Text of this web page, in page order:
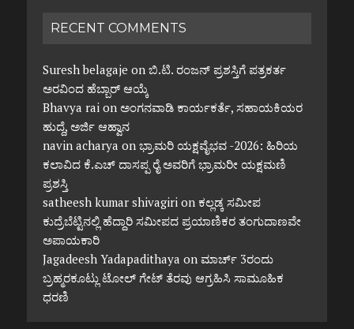
RECENT COMMENTS
Suresh belagaje on ಬಿ.ಟಿ. ರಂಜನ್ ಪ್ರಶಸ್ತಿಗೆ ಪತ್ರಕರ್ತ
ಅರವಿಂದ ಹೆಬ್ಬಾರ್ ಆಯ್ಕೆ
Bhavya raion ಅಂಗನವಾಡಿ ಕಾರ್ಯಕರ್ತೆ, ಸಹಾಯಕಿಯರ
ಹುದ್ದೆ, ಅರ್ಜಿ ಆಹ್ವಾನ
navin acharya on ಭ್ರಾಮರಿ ಯಕ್ಷವೈಭವ -2026: ಹಿರಿಯ
ಕಲಾವಿದ ಕೆ.ಎಚ್ ದಾಸಪ್ಪ ರೈ ಅವರಿಗೆ ಭ್ರಾಮರೀ ಯಕ್ಷಮಣಿ
ಪ್ರಶಸ್ತಿ
satheesh kumar shivagirion ಕಲ್ಲಡ್ಕ ಸಮೀಪ
ಕುದ್ರೆಬೆಟ್ಟಿನಲ್ಲಿ ಹೆದ್ದಾರಿ ಸಮೀಪದ ಪ್ರಯಾಣಿಕರ ತಂಗುದಾಣವೇ
ಅಪಾಯಕಾರಿ
Jagadeesh Yadapadithaya on ಮಾರ್ಚ್ 3ರಂದು
ಬ್ರಹ್ಮರಕೂಟ್ಲು ಟೋಲ್ ಗೇಟ್ ತೆರವು ಆಗ್ರಹಿಸಿ ಸಾಮೂಹಿಕ
ಧರಣಿ